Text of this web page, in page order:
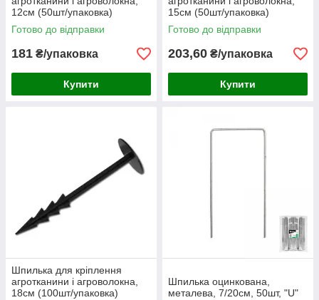
12см (50шт/упаковка)
Готово до відправки
181 ₴/упаковка
Купити
15см (50шт/упаковка)
Готово до відправки
203,60 ₴/упаковка
Купити
Шпилька для кріплення
агротканини і агроволокна,
18см (100шт/упаковка)
Шпилька оцинкована,
металева, 7/20см, 50шт, "U"